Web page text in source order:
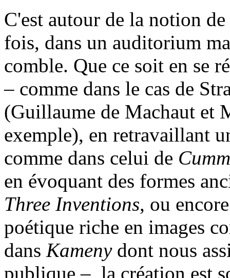
C'est autour de la notion
fois, dans un auditorium
comble. Que ce soit en se
– comme dans le cas de
(Guillaume de Machaut et
exemple), en retravaillant
comme dans celui de
en évoquant des formes
Three Inventions, ou
poétique riche en images
dans Kameny dont nous
publique –, la création est